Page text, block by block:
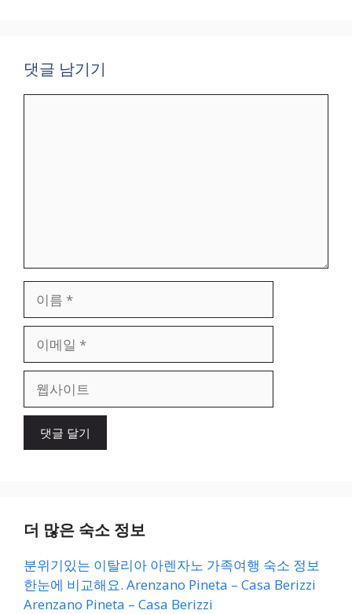
댓글 남기기
일
이
더 많은 숙소 정보
분위기있는 이탈리아 아렌자노 가족여행 숙소 정보
한눈에 비교해요. Arenzano Pineta – Casa Berizzi
Arenzano Pineta – Casa Berizzi